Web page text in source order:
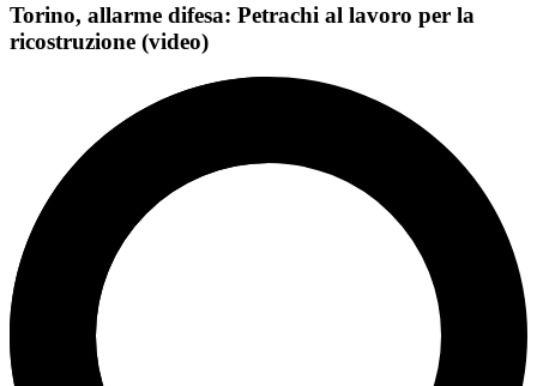
Torino, allarme difesa: Petrachi al lavoro per la
ricostruzione (video)